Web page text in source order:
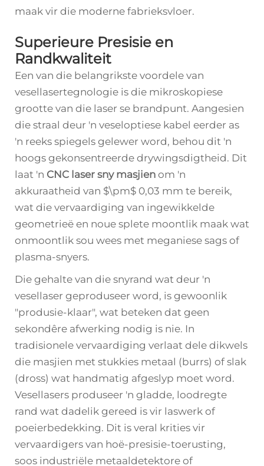
maak vir die moderne fabrieksvloer.
Superieure Presisie en
Randkwaliteit
Een van die belangrikste voordele van
vesellasertegnologie is die mikroskopiese
grootte van die laser se brandpunt. Aangesien
die straal deur 'n veseloptiese kabel eerder as
'n reeks spiegels gelewer word, behou dit 'n
hoogs gekonsentreerde drywingsdigtheid. Dit
laat 'n CNC laser sny masjien om 'n
akkuraatheid van $\pm$ 0,03 mm te bereik,
wat die vervaardiging van ingewikkelde
geometrieë en noue splete moontlik maak wat
onmoontlik sou wees met meganiese sags of
plasma-snyers.
Die gehalte van die snyrand wat deur 'n
vesellaser geproduseer word, is gewoonlik
"produsie-klaar", wat beteken dat geen
sekondêre afwerking nodig is nie. In
tradisionele vervaardiging verlaat dele dikwels
die masjien met stukkies metaal (burrs) of slak
(dross) wat handmatig afgeslyp moet word.
Vesellasers produseer 'n gladde, loodregte
rand wat dadelik gereed is vir laswerk of
poeierbedekking. Dit is veral krities vir
vervaardigers van hoë-presisie-toerusting,
soos industriële metaaldetektore of